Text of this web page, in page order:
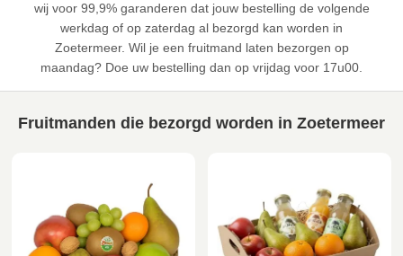
wij voor 99,9% garanderen dat jouw bestelling de volgende
werkdag of op zaterdag al bezorgd kan worden in
Zoetermeer. Wil je een fruitmand laten bezorgen op
maandag? Doe uw bestelling dan op vrijdag voor 17u00.
Fruitmanden die bezorgd worden in Zoetermeer